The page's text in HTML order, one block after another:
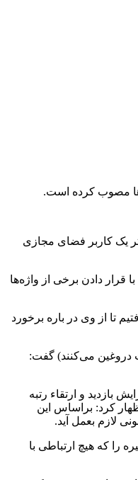
ها مصوب کرده است.
یک کاربر فضای مجازی
دادن برخی از واژه‌ها
تا از وی در باره برخورد
دروغین می‌کنند) گفت:
بازدید و ارتقاء رتبه
کرد: براساس این
لازم بعمل آید.
را که هیچ ارتباطی با